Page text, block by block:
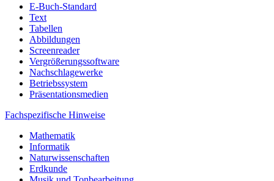
E-Buch-Standard
Text
Tabellen
Abbildungen
Screenreader
Vergrößerungssoftware
Nachschlagewerke
Betriebssystem
Präsentationsmedien
Fachspezifische Hinweise
Mathematik
Informatik
Naturwissenschaften
Erdkunde